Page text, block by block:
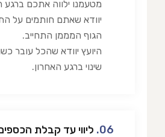
מטעמנו ילווה אתכם ברגע
יוודא שאתם חותמים על
הגוף המממן התחייב.
היועץ יוודא שהכל עובר
שינוי ברגע האחרון.
06. ליווי עד קבלת